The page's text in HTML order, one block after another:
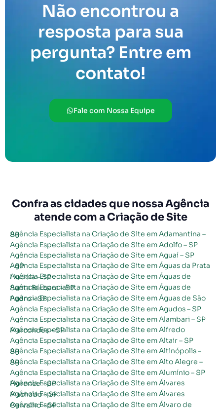
Não encontrou a
resposta para sua
pergunta? Entre em
contato!
Fale com Nossa Equipe
Confra as cidades que nossa Agência
atende com a Criação de Site
Agência Especialista na Criação de Site em Adamantina – SP
Agência Especialista na Criação de Site em Adolfo – SP
Agência Especialista na Criação de Site em Aguaí – SP
Agência Especialista na Criação de Site em Águas da Prata – SP
Agência Especialista na Criação de Site em Águas de Lindóia – SP
Agência Especialista na Criação de Site em Águas de Santa Bárbara – SP
Agência Especialista na Criação de Site em Águas de São Pedro – SP
Agência Especialista na Criação de Site em Agudos – SP
Agência Especialista na Criação de Site em Alambari – SP
Agência Especialista na Criação de Site em Alfredo Marcondes – SP
Agência Especialista na Criação de Site em Altair – SP
Agência Especialista na Criação de Site em Altinópolis – SP
Agência Especialista na Criação de Site em Alto Alegre – SP
Agência Especialista na Criação de Site em Alumínio – SP
Agência Especialista na Criação de Site em Álvares Florence – SP
Agência Especialista na Criação de Site em Álvares Machado – SP
Agência Especialista na Criação de Site em Álvaro de Carvalho – SP